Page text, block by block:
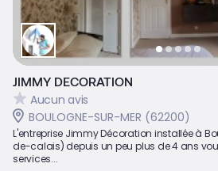
JIMMY DECORATION
Aucun avis
BOULOGNE-SUR-MER (62200)
L'entreprise Jimmy Décoration installée à
de-calais) depuis un peu plus de 4 ans
services...